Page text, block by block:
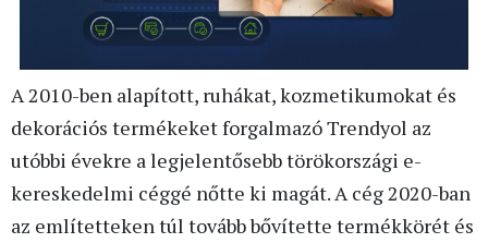
A 2010-ben alapított, ruhákat, kozmetikumokat és
dekorációs termékeket forgalmazó Trendyol az
utóbbi évekre a legjelentősebb törökországi e-
kereskedelmi céggé nőtte ki magát. A cég 2020-ban
az említetteken túl tovább bővítette termékkörét és